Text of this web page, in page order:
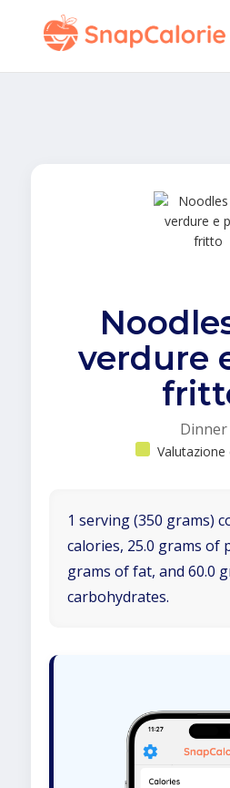
verdure
Dinner
Valutazione
1 serving (350 grams)
calories, 25.0 grams of
grams of fat, and 60.0
carbohydrates.